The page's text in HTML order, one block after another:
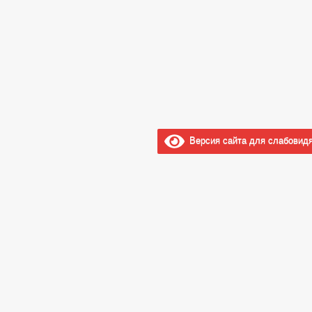
Версия сайта для